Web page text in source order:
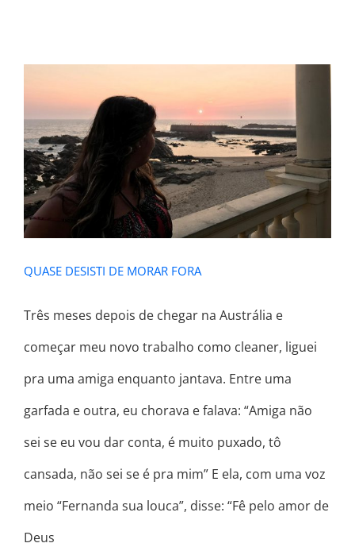
QUASE DESISTI DE MORAR FORA
QUASE DESISTI DE MORAR FORA
Três meses depois de chegar na Austrália e
começar meu novo trabalho como cleaner, liguei
pra uma amiga enquanto jantava. Entre uma
garfada e outra, eu chorava e falava: “Amiga não
sei se eu vou dar conta, é muito puxado, tô
cansada, não sei se é pra mim” E ela, com uma voz
meio “Fernanda sua louca”, disse: “Fê pelo amor de
Deus